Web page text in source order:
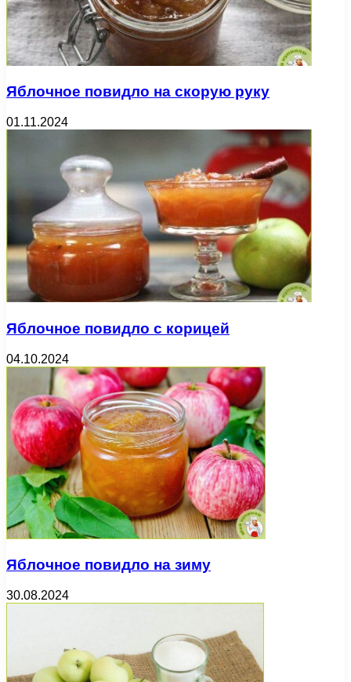
Яблочное повидло на скорую руку
01.11.2024
Яблочное повидло с корицей
04.10.2024
Яблочное повидло на зиму
30.08.2024